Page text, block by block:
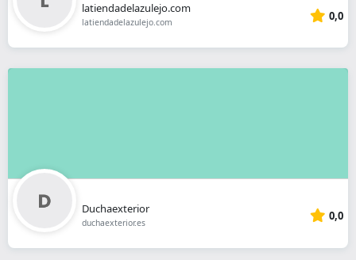
latiendadelazulejo.com
latiendadelazulejo.com 0,0
Duchaexterior
duchaexterior.es 0,0